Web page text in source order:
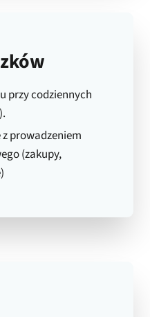
przy codziennych
prowadzeniem
(zakupy,